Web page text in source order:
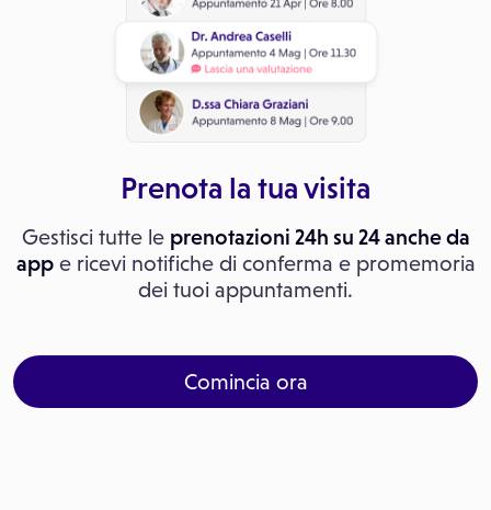
Prenota la tua visita
Gestisci tutte le prenotazioni 24h su 24 anche da
appe ricevi notifiche di conferma e promemoria
dei tuoi appuntamenti.
Comincia ora